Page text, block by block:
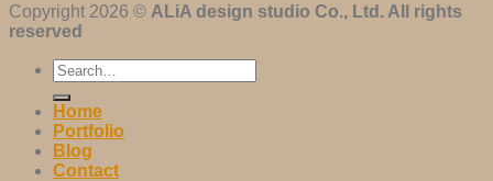
Copyright 2026 © ALiA design studio Co., Ltd. All rights
reserved
Home
Portfolio
Blog
Contact